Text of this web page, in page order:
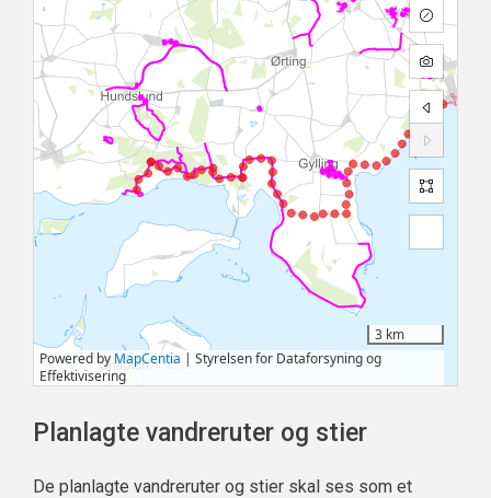
Planlagte vandreruter og stier
De planlagte vandreruter og stier skal ses som et